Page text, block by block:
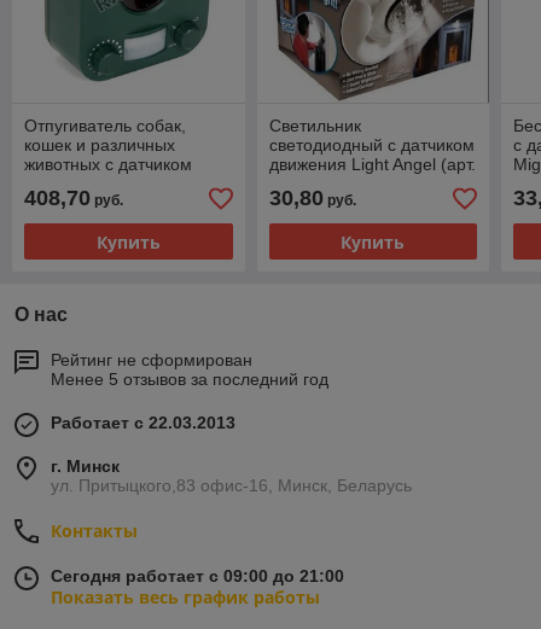
Отпугиватель собак,
кошек и различных
животных с датчиком
"0059" (код. 55106)
408,70 руб.
Купить
Светильник
светодиодный с датчиком
движения Light Angel (арт.
30,80руб.
Купить
с
О нас
Рейтинг не сформирован
Менее 5 отзывов за последний год
Работает с 22.03.2013
г. Минск
ул. Притыцкого,83 офис-16, Минск, Беларусь
Контакты
Сегодня работает с 09:00 до 21:00
Показать весь график работы